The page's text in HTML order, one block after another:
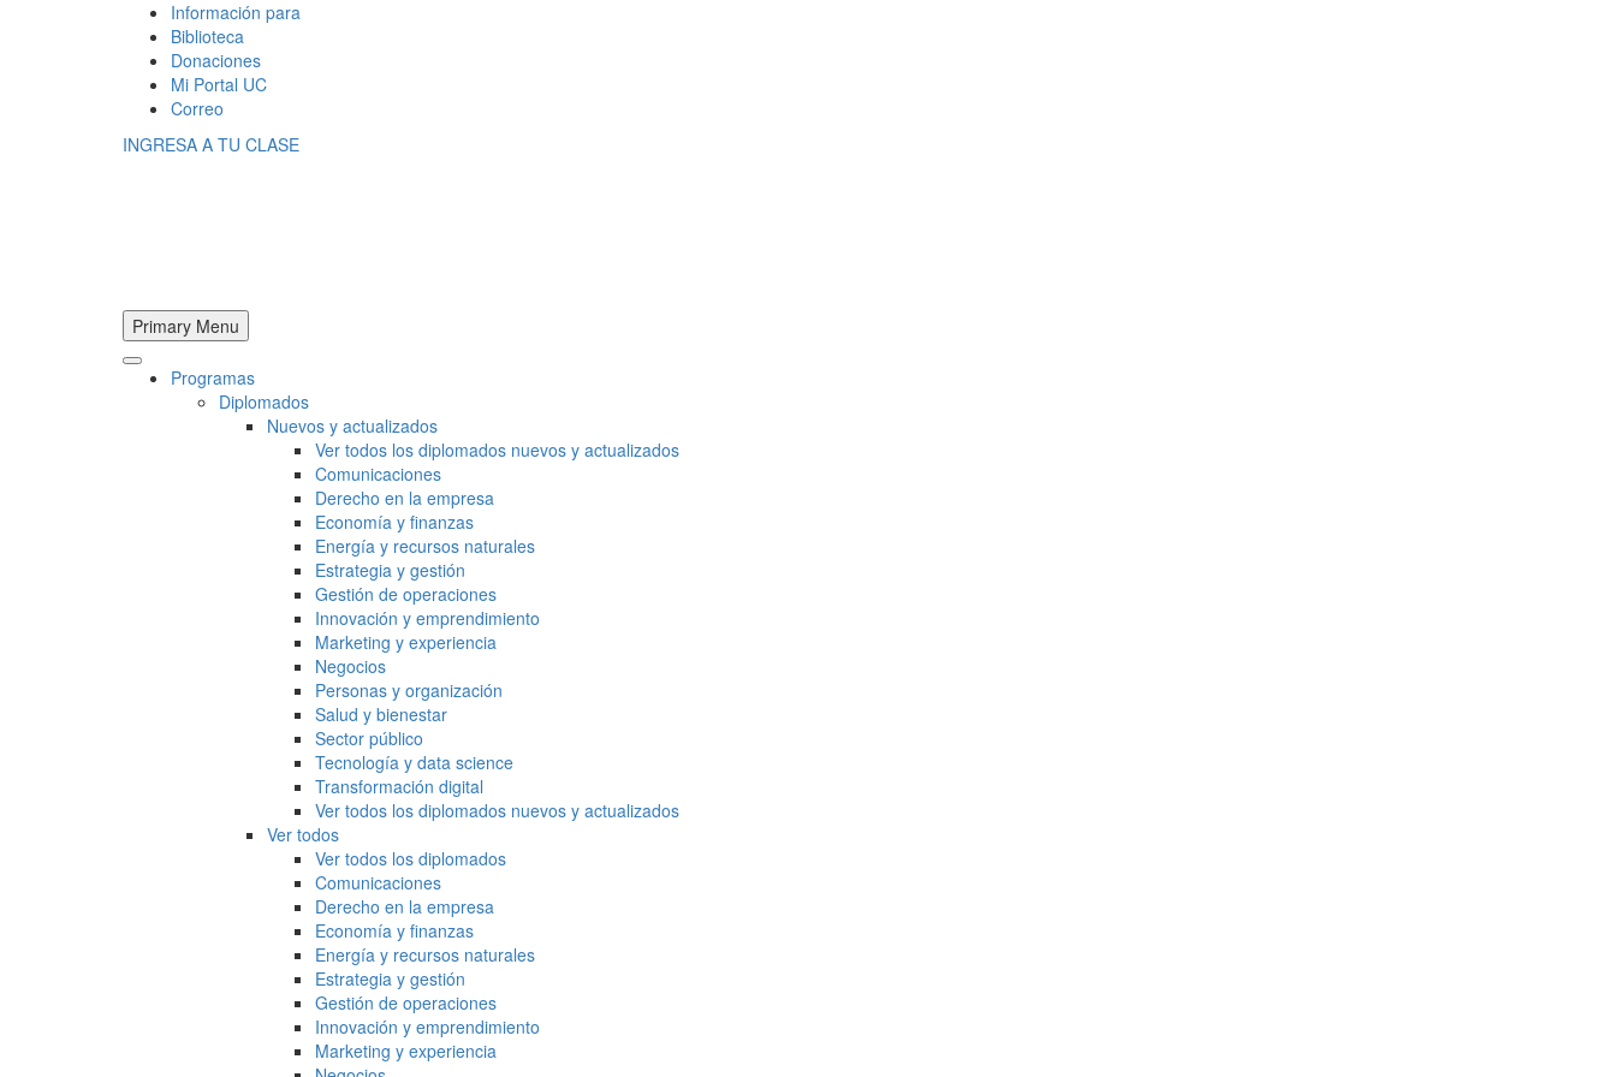
Información para
Biblioteca
Donaciones
Mi Portal UC
Correo
INGRESA A TU CLASE
Primary Menu
Programas
Diplomados
Nuevos y actualizados
Ver todos los diplomados nuevos y actualizados
Comunicaciones
Derecho en la empresa
Economía y finanzas
Energía y recursos naturales
Estrategia y gestión
Gestión de operaciones
Innovación y emprendimiento
Marketing y experiencia
Negocios
Personas y organización
Salud y bienestar
Sector público
Tecnología y data science
Transformación digital
Ver todos los diplomados nuevos y actualizados
Ver todos
Ver todos los diplomados
Comunicaciones
Derecho en la empresa
Economía y finanzas
Energía y recursos naturales
Estrategia y gestión
Gestión de operaciones
Innovación y emprendimiento
Marketing y experiencia